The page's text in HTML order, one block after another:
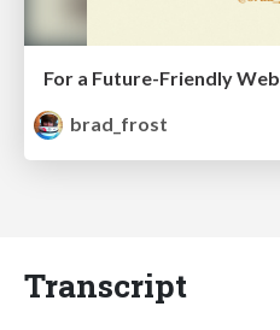
For a Future-Friendly Web
brad_frost
Transcript